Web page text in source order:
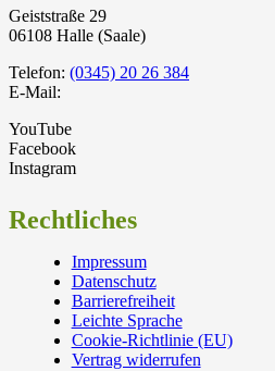
Geiststraße 29
06108 Halle (Saale)
Telefon: (0345) 20 26 384
E-Mail:
YouTube
Facebook
Instagram
Rechtliches
Impressum
Datenschutz
Barrierefreiheit
Leichte Sprache
Cookie-Richtlinie (EU)
Vertrag widerrufen